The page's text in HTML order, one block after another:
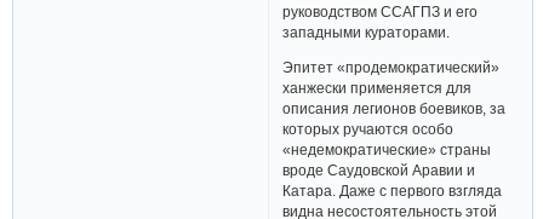
руководством ССАГПЗ и его
западными кураторами.
Эпитет «продемократический»
ханжески применяется для
описания легионов боевиков, за
которых ручаются особо
«недемократические» страны
вроде Саудовской Аравии и
Катара. Даже с первого взгляда
видна несостоятельность этой